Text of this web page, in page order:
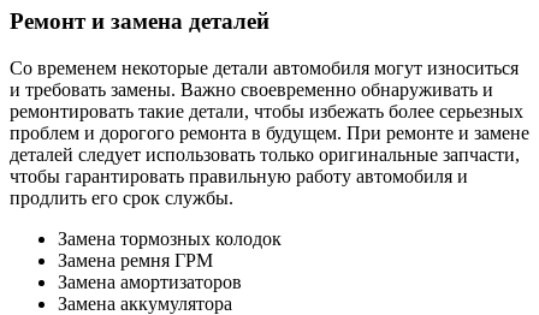
Ремонт и замена деталей
Со временем некоторые детали автомобиля могут износиться
и требовать замены. Важно своевременно обнаруживать и
ремонтировать такие детали, чтобы избежать более серьезных
проблем и дорогого ремонта в будущем. При ремонте и замене
деталей следует использовать только оригинальные запчасти,
чтобы гарантировать правильную работу автомобиля и
продлить его срок службы.
Замена тормозных колодок
Замена ремня ГРМ
Замена амортизаторов
Замена аккумулятора